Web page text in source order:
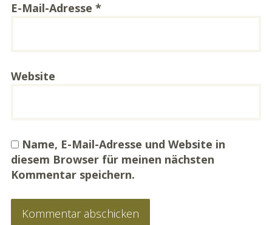
E-Mail-Adresse *
Website
Name, E-Mail-Adresse und Website in
diesem Browser für meinen nächsten
Kommentar speichern.